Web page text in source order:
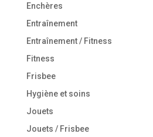
Enchères
Entraînement
Entraînement / Fitness
Fitness
Frisbee
Hygiène et soins
Jouets
Jouets / Frisbee